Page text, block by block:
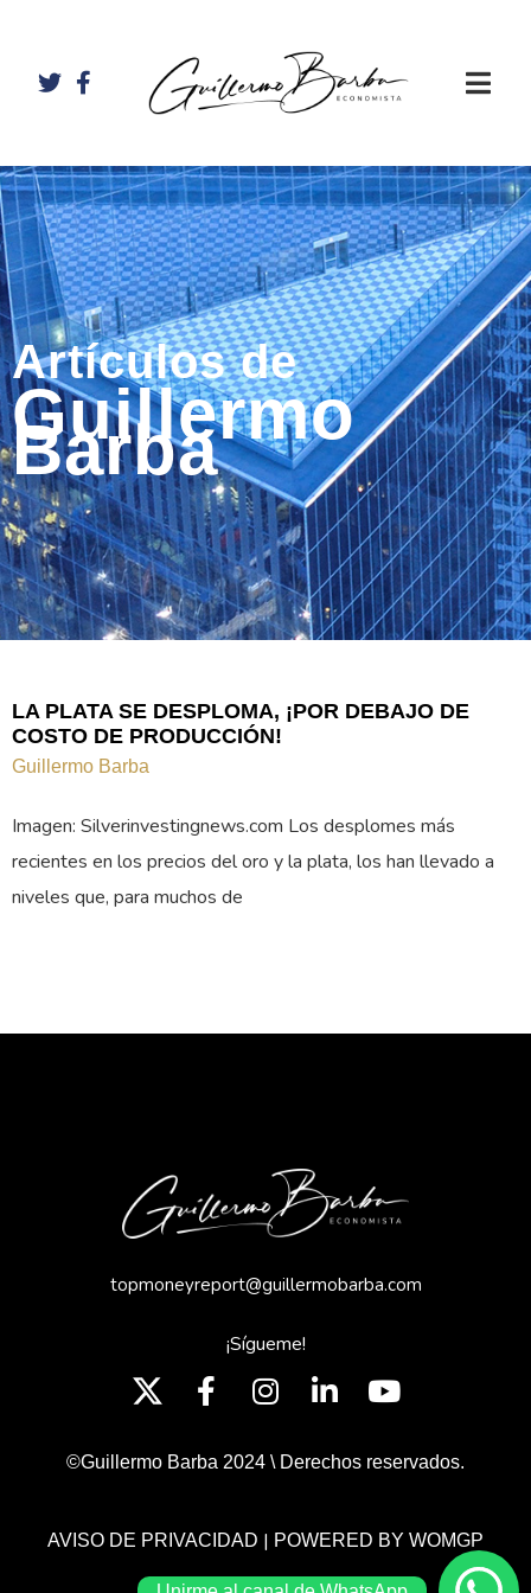
Artículos de
Guillermo
Barba
LA PLATA SE DESPLOMA, ¡POR DEBAJO DE
COSTO DE PRODUCCIÓN!
Guillermo Barba
Imagen: Silverinvestingnews.com Los desplomes más
recientes en los precios del oro y la plata, los han llevado a
niveles que, para muchos de
topmoneyreport@guillermobarba.com
¡Sígueme!
©Guillermo Barba 2024 \ Derechos reservados.
AVISO DE PRIVACIDAD | POWERED BY WOMGP